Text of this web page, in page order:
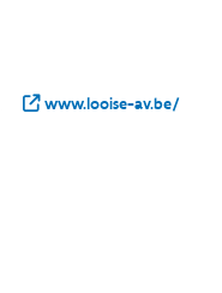
www.looise-av.be/